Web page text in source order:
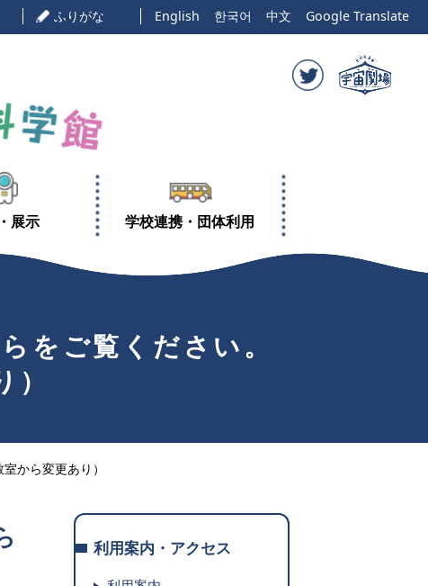
ふりがな English 한국어 中文 Google Translate
展示 学校連携・団体利用
をご覧ください。
から変更あり）
利用案内・アクセス